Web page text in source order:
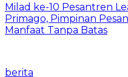
Milad ke-10 Pesantren
Primago, Pimpinan
Manfaat Tanpa Batas
berita